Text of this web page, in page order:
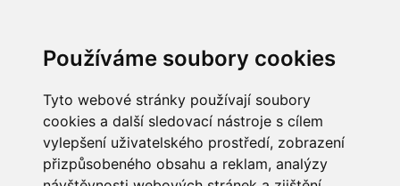
Používáme soubory cookies
Tyto webové stránky používají soubory
cookies a další sledovací nástroje s cílem
vylepšení uživatelského prostředí, zobrazení
přizpůsobeného obsahu a reklam, analýzy